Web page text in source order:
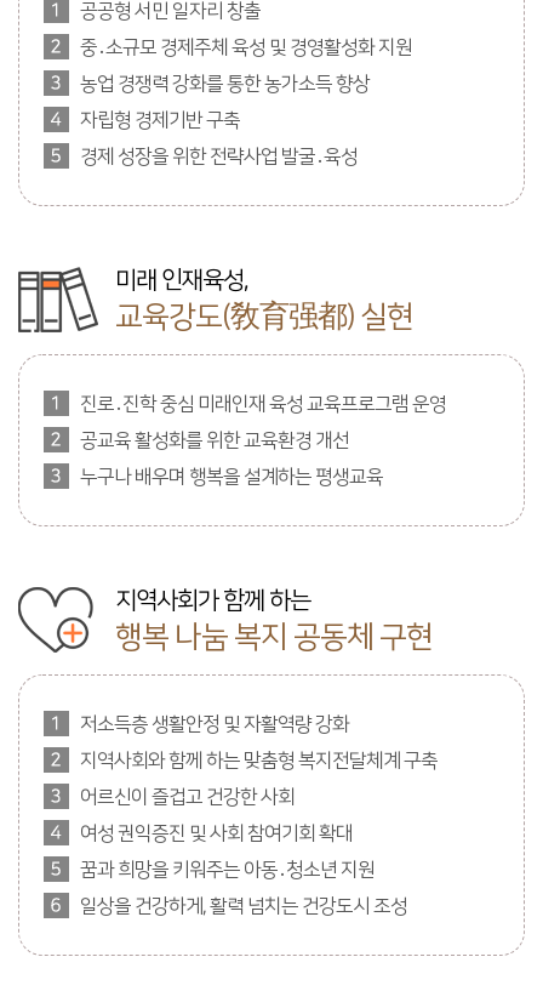
공공형 서민 일자리 창출
중․소규모 경제주체 육성 및 경영활성화 지원
농업 경쟁력 강화를 통한 농가소득 향상
자립형 경제기반 구축
경제 성장을 위한 전략사업 발굴․육성
미래 인재육성,
교육강도(敎育强都) 실현
진로․진학 중심 미래인재 육성 교육프로그램 운영
공교육 활성화를 위한 교육환경 개선
누구나 배우며 행복을 설계하는 평생교육
지역사회가 함께 하는
행복 나눔 복지 공동체 구현
저소득층 생활안정 및 자활역량 강화
지역사회와 함께 하는 맞춤형 복지전달체계 구축
어르신이 즐겁고 건강한 사회
여성 권익증진 및 사회 참여기회 확대
꿈과 희망을 키워주는 아동․청소년 지원
일상을 건강하게, 활력 넘치는 건강도시 조성